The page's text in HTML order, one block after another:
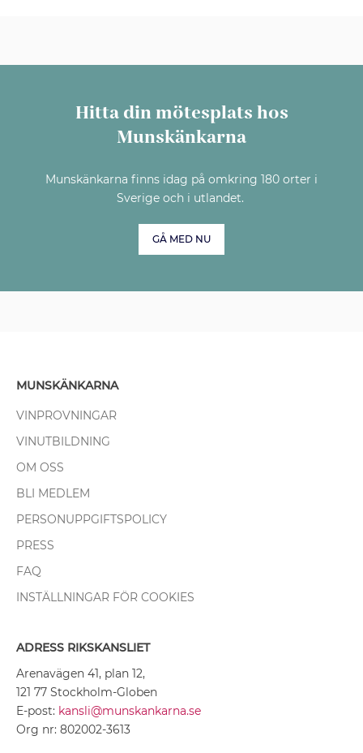
Hitta din mötesplats hos
Munskänkarna
Munskänkarna finns idag på omkring 180 orter i
Sverige och i utlandet.
GÅ MED NU
MUNSKÄNKARNA
VINPROVNINGAR
VINUTBILDNING
OM OSS
BLI MEDLEM
PERSONUPPGIFTSPOLICY
PRESS
FAQ
INSTÄLLNINGAR FÖR COOKIES
ADRESS RIKSKANSLIET
Arenavägen 41, plan 12,
121 77 Stockholm-Globen
E-post: kansli@munskankarna.se
Org nr: 802002-3613